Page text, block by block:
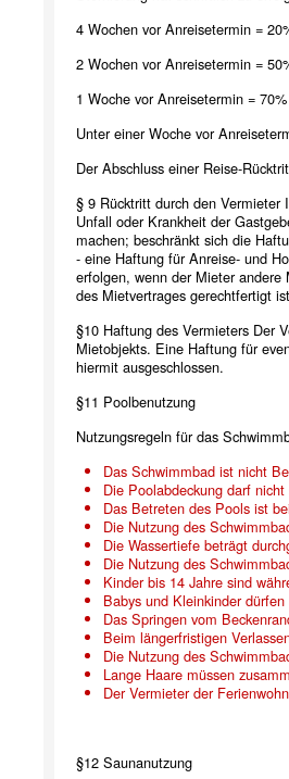
4 Wochen vor Anreisetermin =
2 Wochen vor Anreisetermin =
1 Woche vor Anreisetermin =
Unter einer Woche vor
Der Abschluss einer Reise-
§ 9 Rücktritt durch den Vermieter
Unfall oder Krankheit der
machen; beschränkt sich die
- eine Haftung für Anreise- und
erfolgen, wenn der Mieter
des Mietvertrages gerechtfertigt
§10 Haftung des Vermieters Der
Mietobjekts. Eine Haftung für
hiermit ausgeschlossen.
§11
Nutzungsregeln für das
Das Schwimmbad ist nicht
Die Poolabdeckung darf
Das Betreten des Pools ist
Die Nutzung des
Die Wassertiefe beträgt
Die Nutzung des
Kinder bis 14 Jahre sind
Babys und Kleinkinder
Das Springen vom
Beim längerfristigen
Die Nutzung des
Lange Haare müssen
Der Vermieter der
§12 Saunanutzung